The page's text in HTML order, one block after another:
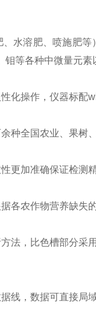
溶肥、喷施肥等
等各种中微量元
操作，仪器标配
全国农业、果树、
加准确保证检测精
农作物营养缺失的
，比色槽部分采
，数据可直接局域